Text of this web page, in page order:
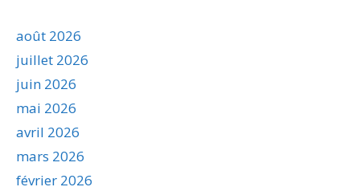
août 2026
juillet 2026
juin 2026
mai 2026
avril 2026
mars 2026
février 2026